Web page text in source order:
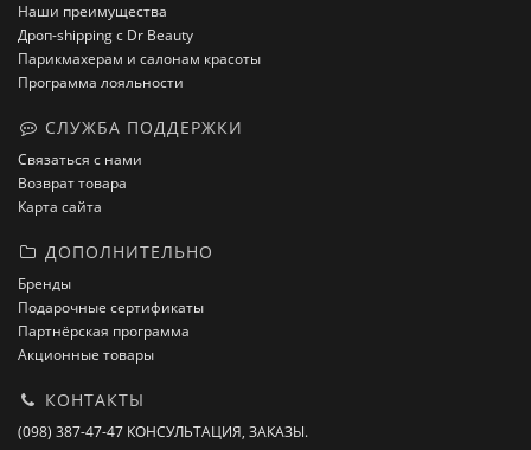
Наши преимущества
Дроп-shipping с Dr Beauty
Парикмахерам и салонам красоты
Программа лояльности
СЛУЖБА ПОДДЕРЖКИ
Связаться с нами
Возврат товара
Карта сайта
ДОПОЛНИТЕЛЬНО
Бренды
Подарочные сертификаты
Партнёрская программа
Акционные товары
КОНТАКТЫ
(098) 387-47-47 КОНСУЛЬТАЦИЯ, ЗАКАЗЫ.